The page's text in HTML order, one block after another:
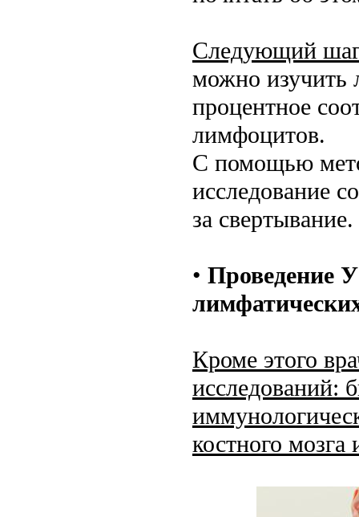
Следующий
можно изучить
процентное
лимфоцитов.
С помощью
исследование
за свертывание.
• Проведение
Кроме этого
исследований:
костного мозга